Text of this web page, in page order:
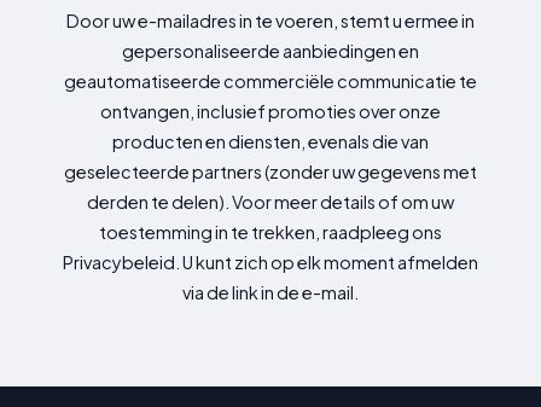
Door uw e-mailadres in te voeren, stemt u ermee in
gepersonaliseerde aanbiedingen en
geautomatiseerde commerciële communicatie te
ontvangen, inclusief promoties over onze
producten en diensten, evenals die van
geselecteerde partners (zonder uw gegevens met
derden te delen). Voor meer details of om uw
toestemming in te trekken, raadpleeg ons
Privacybeleid. U kunt zich op elk moment afmelden
via de link in de e-mail.